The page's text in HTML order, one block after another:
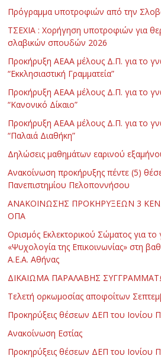
Πρόγραμμα υποτροφιών από την
ΤΣΕΧΙΑ : Χορήγηση υποτροφιών για
σλαβικών σπουδών 2026
Προκήρυξη ΑΕΑΑ μέλους Δ.Π. για το
“Εκκλησιαστική Γραμματεία”
Προκήρυξη ΑΕΑΑ μέλους Δ.Π. για το
“Κανονικό Δίκαιο”
Προκήρυξη ΑΕΑΑ μέλους Δ.Π. για το
“Παλαιά Διαθήκη”
Δηλώσεις μαθημάτων εαρινού
Ανακοίνωση προκήρυξης πέντε (5)
Πανεπιστημίου Πελοποννήσου
ΑΝΑΚΟΙΝΩΣΗΣ ΠΡΟΚΗΡΥΞΕΩΝ 3
ΟΠΑ
Ορισμός Εκλεκτορικού Σώματος για το
«Ψυχολογία της Επικοινωνίας» στη
Α.Ε.Α. Αθήνας
ΔΙΚΑΙΩΜΑ ΠΑΡΑΛΑΒΗΣ
Τελετή ορκωμοσίας αποφοίτων
Προκηρύξεις θέσεων ΔΕΠ του Ιονίου
Ανακοίνωση Εστίας
Προκηρύξεις θέσεων ΔΕΠ του Ιονίου